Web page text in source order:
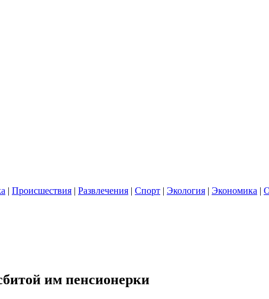
| Происшествия | Развлечения | Спорт | Экология | Экономика |
им пенсионерки